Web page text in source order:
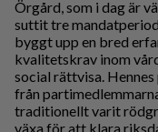
Örgård, som i dag är
suttit tre
byggt upp en bred
kvalitetskrav inom
social rättvisa.
från
traditionellt varit
växa för att klara